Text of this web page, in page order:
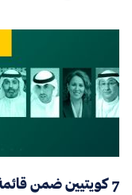
7 كويتيين ضمن قائمة